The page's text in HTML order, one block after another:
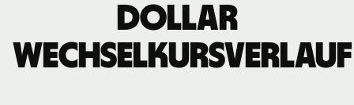
Dollar
Wechselkursverlauf